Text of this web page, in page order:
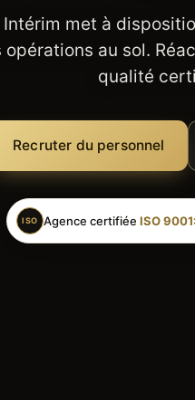
Intérim met à
opérations au sol.
qualité
Recruter du personnel
ISO Agence certifiée ISO